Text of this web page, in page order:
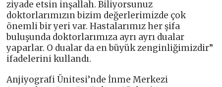
ziyade etsin inşallah. Biliyorsunuz
doktorlarımızın bizim değerlerimizde çok
önemli bir yeri var. Hastalarımız her şifa
buluşunda doktorlarımıza ayrı ayrı dualar
yaparlar. O dualar da en büyük zenginliğimizdir”
ifadelerini kullandı.
Anjiyografi Ünitesi’nde İnme Merkezi